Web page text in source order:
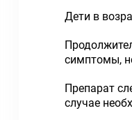
Дети в
симптомы,
Препарат
случае